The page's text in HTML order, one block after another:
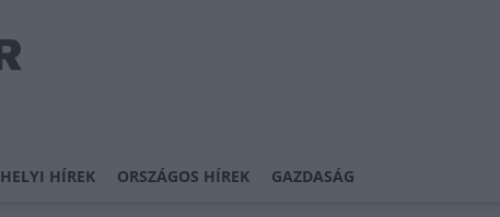
HELYI HÍREK ORSZÁGOS HÍREK GAZDASÁG